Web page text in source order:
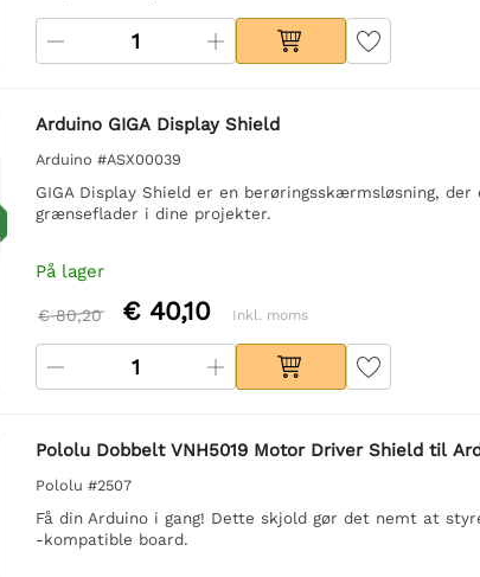
Arduino GIGA Display Shield
Arduino #ASX00039
GIGA Display Shield er en berøringsskærmsløsning,
grænseflader i dine projekter.
På lager
€ 80,20 € 40,10 Inkl. moms
Pololu Dobbelt VNH5019 Motor Driver Shield til
Pololu #2507
Få din Arduino i gang! Dette skjold gør det nemt at
-kompatible board.